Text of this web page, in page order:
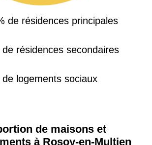
de résidences principales
de résidences secondaires
de logements sociaux
de maisons et
à Rosoy-en-Multien